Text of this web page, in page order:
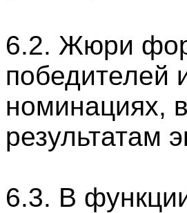
6.2. Жюри
победителей
номинациях,
результатам
6.3. В